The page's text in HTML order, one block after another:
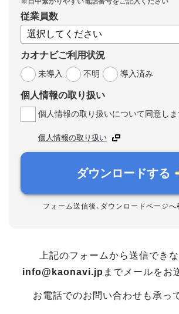
従業員数
カオナビご利用状況
未導入
不明 導入済み
個人情報の取り扱い
個人情報の取り扱いについて同意しま
個人情報の取り扱い
ダウンロードする
フォーム送信後、ダウンロードページへ
上記のフォームから送信できな
info@kaonavi.jp までメールをお
お電話でのお問い合わせも承っ